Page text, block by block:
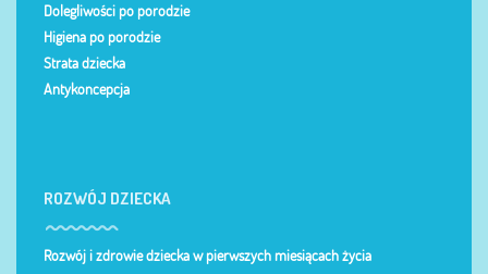
Dolegliwości po porodzie
Higiena po porodzie
Strata dziecka
Antykoncepcja
ROZWÓJ DZIECKA
Rozwój i zdrowie dziecka w pierwszych miesiącach życia